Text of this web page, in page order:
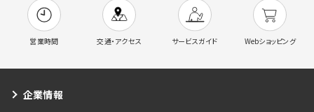
営業時間 交通・アクセス サービスガイド Webショッピング
企業情報